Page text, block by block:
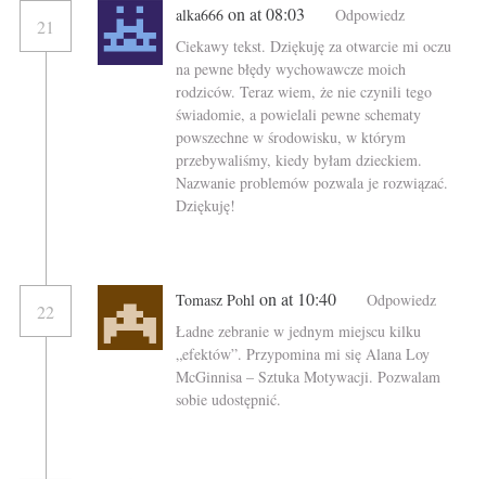
21
alka666 on at 08:03
Odpowiedz
Ciekawy tekst. Dziękuję za otwarcie mi oczu
na pewne błędy wychowawcze moich
rodziców. Teraz wiem, że nie czynili tego
świadomie, a powielali pewne schematy
powszechne w środowisku, w którym
przebywaliśmy, kiedy byłam dzieckiem.
Nazwanie problemów pozwala je rozwiązać.
Dziękuję!
22
Tomasz Pohl on at 10:40
Odpowiedz
Ładne zebranie w jednym miejscu kilku
„efektów”. Przypomina mi się Alana Loy
McGinnisa – Sztuka Motywacji. Pozwalam
sobie udostępnić.